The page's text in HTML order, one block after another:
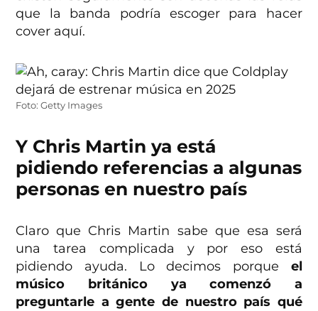
que la banda podría escoger para hacer
cover aquí.
Foto: Getty Images
Y Chris Martin ya está
pidiendo referencias a algunas
personas en nuestro país
Claro que Chris Martin sabe que esa será
una tarea complicada y por eso está
pidiendo ayuda. Lo decimos porque el
músico británico ya comenzó a
preguntarle a gente de nuestro país qué